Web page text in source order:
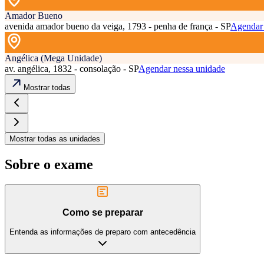
Amador Bueno
avenida amador bueno da veiga, 1793 - penha de frança - SPAgendar
Angélica (Mega Unidade)
av. angélica, 1832 - consolação - SPAgendar nessa unidade
Mostrar todas
Mostrar todas as unidades
Sobre o exame
Como se preparar
Entenda as informações de preparo com antecedência